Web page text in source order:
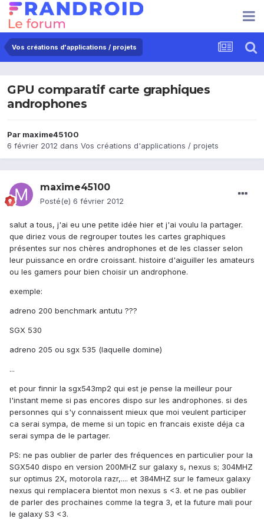
Vos créations d'applications / projets
GPU comparatif carte graphiques
androphones
Par maxime45100
6 février 2012 dans Vos créations d'applications / projets
maxime45100
Posté(e) 6 février 2012
salut a tous, j'ai eu une petite idée hier et j'ai voulu la partager.
que diriez vous de regrouper toutes les cartes graphiques
présentes sur nos chères androphones et de les classer selon
leur puissance en ordre croissant. histoire d'aiguiller les amateurs
ou les gamers pour bien choisir un androphone.
exemple:
adreno 200 benchmark antutu ???
SGX 530
adreno 205 ou sgx 535 (laquelle domine)
...
et pour finnir la sgx543mp2 qui est je pense la meilleur pour
l'instant meme si pas encores dispo sur les androphones. si des
personnes qui s'y connaissent mieux que moi veulent participer
ca serai sympa, de meme si un topic en francais existe déja ca
serai sympa de le partager.
PS: ne pas oublier de parler des fréquences en particulier pour la
SGX540 dispo en version 200MHZ sur galaxy s, nexus s; 304MHZ
sur optimus 2X, motorola razr,.... et 384MHZ sur le fameux galaxy
nexus qui remplacera bientot mon nexus s <3. et ne pas oublier
de parler des prochaines comme la tegra 3, et la future mali pour
le galaxy S3 <3.